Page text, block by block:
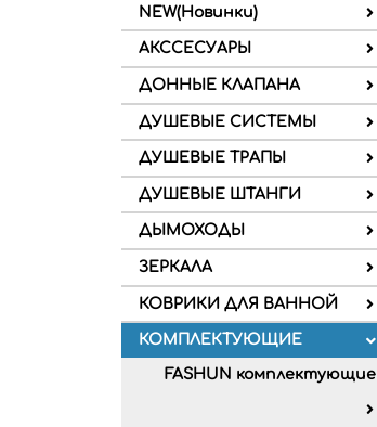
NEW(Новинки)
АКССЕСУАРЫ
ДОННЫЕ КЛАПАНА
ДУШЕВЫЕ СИСТЕМЫ
ДУШЕВЫЕ ТРАПЫ
ДУШЕВЫЕ ШТАНГИ
ДЫМОХОДЫ
ЗЕРКАЛА
КОВРИКИ ДЛЯ ВАННОЙ
КОМПЛЕКТУЮЩИЕ
FASHUN комплектующие